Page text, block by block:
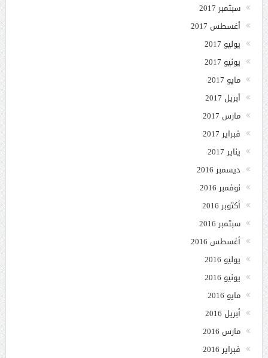
سبتمبر 2017
أغسطس 2017
يوليو 2017
يونيو 2017
مايو 2017
أبريل 2017
مارس 2017
فبراير 2017
يناير 2017
ديسمبر 2016
نوفمبر 2016
أكتوبر 2016
سبتمبر 2016
أغسطس 2016
يوليو 2016
يونيو 2016
مايو 2016
أبريل 2016
مارس 2016
فبراير 2016